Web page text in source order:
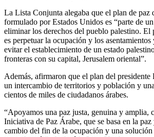
La Lista Conjunta alegaba que el plan de
formulado por Estados Unidos es “parte de
eliminar los derechos del pueblo palestino. El
es perpetuar la ocupación y los
evitar el establecimiento de un estado
fronteras con su capital, Jerusalem oriental”.
Además, afirmaron que el plan del
un intercambio de territorios y población y
cientos de miles de ciudadanos árabes.
“Apoyamos una paz justa, genuina y amplia,
Iniciativa de Paz Árabe, que se basa en la
cambio del fin de la ocupación y una solución